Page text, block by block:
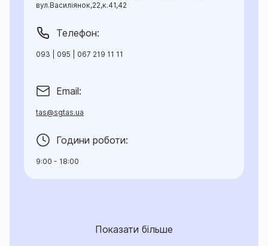
вул.Василіянок,22,к.41,42
Телефон:
093 | 095 | 067 219 11 11
Email:
tas@sgtas.ua
Години роботи:
9:00 - 18:00
Показати більше